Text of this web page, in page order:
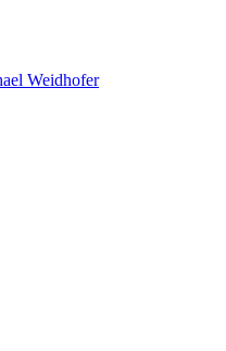
Weidhofer